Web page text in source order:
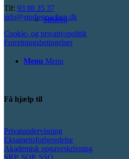
Stedord
Menu Menu
Tlf: 93 88 35 37
info@studiecoachen.dk
Cookie- og privativspolitik
Forretningsbetingelser
Få hjælp til
Privatundervisning
Eksamensforberedelse
Akademisk opgaveskrivning
SRP, SOP, SSO